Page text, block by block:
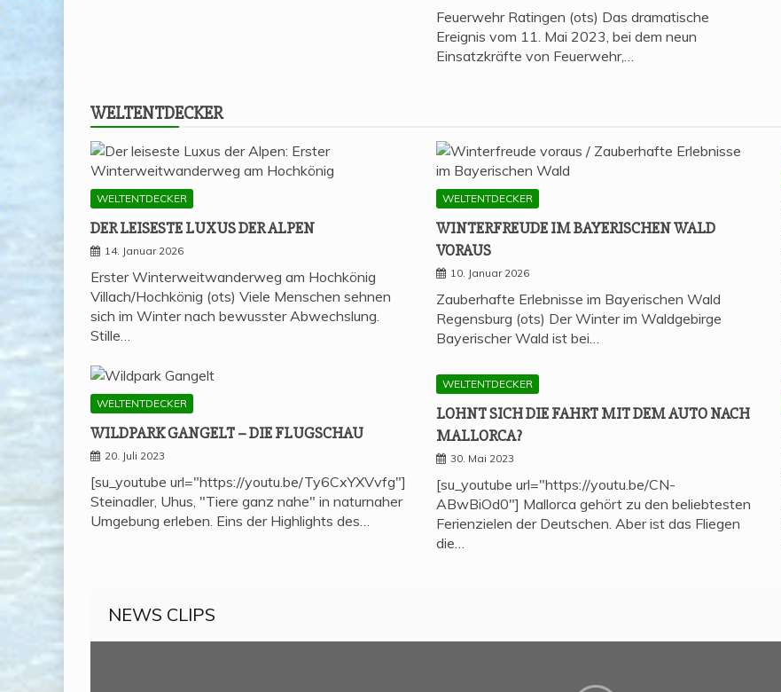
Feuerwehr Ratingen (ots) Das dramatische
Ereignis vom 11. Mai 2023, bei dem neun
Einsatzkräfte von Feuerwehr,…
WELT­ENT­DE­CKER
WELTENTDECKER
DER LEI­SES­TE LUXUS DER ALPEN
14. Januar 2026
Erster Winterweitwanderweg am Hochkönig
Villach/Hochkönig (ots) Viele Menschen sehnen
sich im Winter nach bewusster Abwechslung.
Stille…
WELTENTDECKER
WIN­TER­FREU­DE IM BAYE­RI­SCHEN WALD
VORAUS
10. Januar 2026
Zauberhafte Erlebnisse im Bayerischen Wald
Regensburg (ots) Der Winter im Waldgebirge
Bayerischer Wald ist bei…
WELTENTDECKER
WILD­PARK GAN­GELT – DIE FLUGSCHAU
20. Juli 2023
[su_youtube url="https://youtu.be/Ty6CxYXVvfg"]
Steinadler, Uhus, "Tiere ganz nahe" in naturnaher
Umgebung erleben. Eins der Highlights des…
WELTENTDECKER
LOHNT SICH DIE FAHRT MIT DEM AUTO NACH
MALLORCA?
30. Mai 2023
[su_youtube url="https://youtu.be/CN-
ABwBiOd0"] Mallorca gehört zu den beliebtesten
Ferienzielen der Deutschen. Aber ist das Fliegen
die…
NEWS CLIPS